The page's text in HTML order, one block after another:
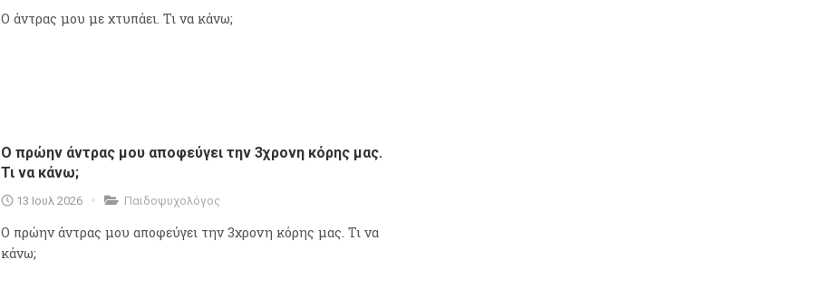
Ο άντρας μου με χτυπάει. Τι να κάνω;
Ο πρώην άντρας μου αποφεύγει την 3χρονη κόρης μας.
Τι να κάνω;
13 Ιουλ 2026 Παιδοψυχολόγος
Ο πρώην άντρας μου αποφεύγει την 3χρονη κόρης μας. Τι να
κάνω;